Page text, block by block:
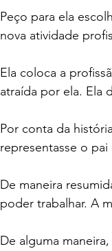
Peço para ela
nova atividade
Ela coloca a
atraída por ela. Ela
Por conta da
representasse o
De maneira
poder trabalhar. A
De alguma